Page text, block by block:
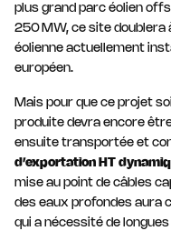
plus grand parc éolien
250 MW, ce site doublera
éolienne actuellement
européen.
Mais pour que ce projet
produite devra encore
ensuite transportée et
d’exportation HT
mise au point de câbles
des eaux profondes aura
qui a nécessité de